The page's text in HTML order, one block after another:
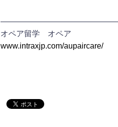
オペア留学 オペア
www.intraxjp.com/aupaircare/